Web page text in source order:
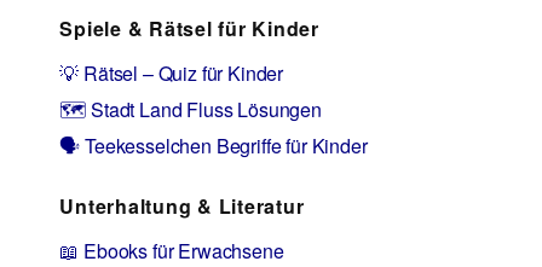
Spiele & Rätsel für Kinder
💡 Rätsel – Quiz für Kinder
🗺️ Stadt Land Fluss Lösungen
🗣️ Teekesselchen Begriffe für Kinder
Unterhaltung & Literatur
📖 Ebooks für Erwachsene